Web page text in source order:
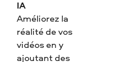
IA
Améliorez la
réalité de vos
vidéos en y
ajoutant des